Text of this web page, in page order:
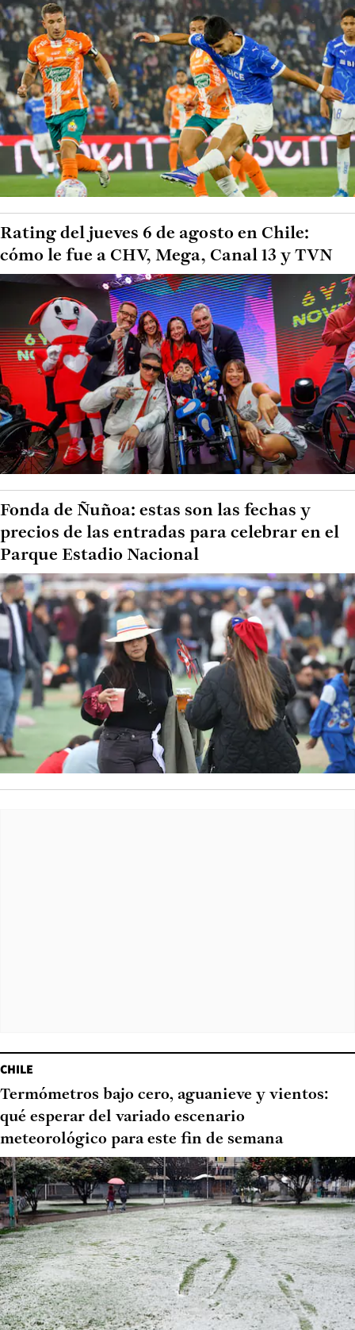
Rating del jueves 6 de agosto en Chile:
cómo le fue a CHV, Mega, Canal 13 y TVN
Fonda de Ñuñoa: estas son las fechas y
precios de las entradas para celebrar en el
Parque Estadio Nacional
CHILE
Termómetros bajo cero, aguanieve y vientos:
qué esperar del variado escenario
meteorológico para este fin de semana